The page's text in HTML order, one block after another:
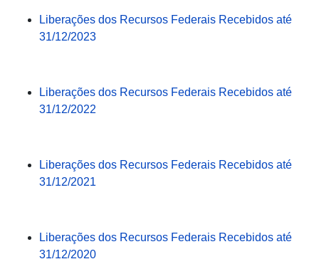
Liberações dos Recursos Federais Recebidos até
31/12/2023
Liberações dos Recursos Federais Recebidos até
31/12/2022
Liberações dos Recursos Federais Recebidos até
31/12/2021
Liberações dos Recursos Federais Recebidos até
31/12/2020